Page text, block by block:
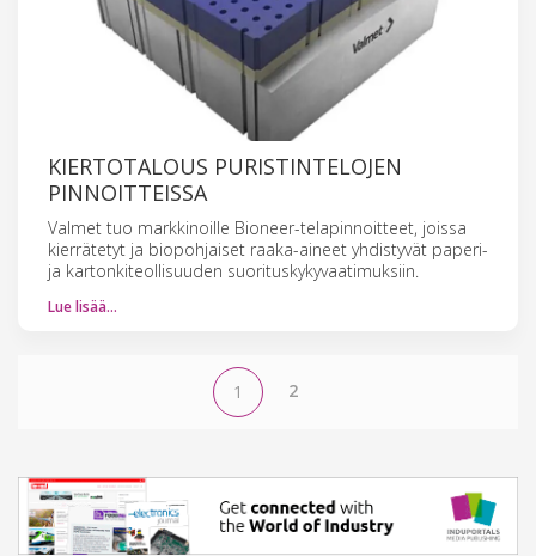
KIERTOTALOUS PURISTINTELOJEN
PINNOITTEISSA
Valmet tuo markkinoille Bioneer-telapinnoitteet, joissa
kierrätetyt ja biopohjaiset raaka-aineet yhdistyvät paperi-
ja kartonkiteollisuuden suorituskykyvaatimuksiin.
Lue lisää…
1 2